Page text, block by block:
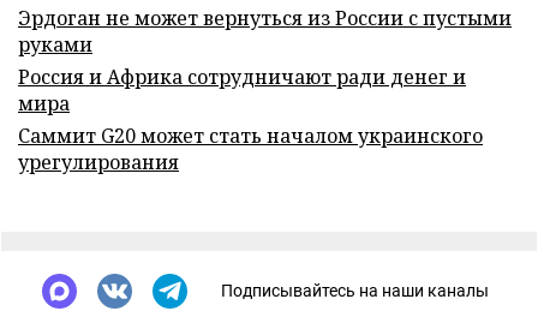
Эрдоган не может вернуться из России с пустыми
руками
Россия и Африка сотрудничают ради денег и
мира
Саммит G20 может стать началом украинского
урегулирования
Подписывайтесь на наши каналы